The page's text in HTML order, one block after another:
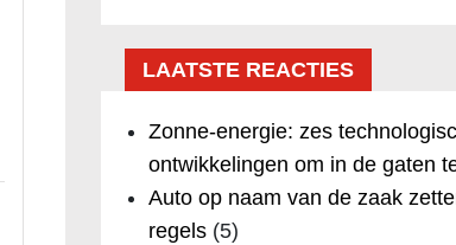
LAATSTE REACTIES
Zonne-energie: zes
ontwikkelingen om in de gaten
Auto op naam van de zaak
regels(5)